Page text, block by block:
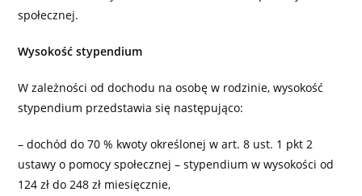
społecznej.
Wysokość stypendium
W zależności od dochodu na osobę w rodzinie, wysokość
stypendium przedstawia się następująco:
– dochód do 70 % kwoty określonej w art. 8 ust. 1 pkt 2
ustawy o pomocy społecznej – stypendium w wysokości od
124 zł do 248 zł miesięcznie,